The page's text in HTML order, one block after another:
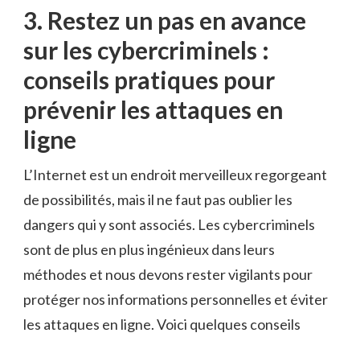
3. Restez un pas en ‌avance
sur les‍ cybercriminels :⁣
conseils pratiques pour
prévenir les attaques en
ligne
L’Internet est ‌un⁢ endroit merveilleux regorgeant
de possibilités, mais il ne faut pas oublier ​les‍
dangers qui y sont associés. Les cybercriminels
sont de⁤ plus en plus ​ingénieux dans leurs
méthodes ⁢et nous devons ⁣rester‌ vigilants ‍pour
protéger​ nos⁤ informations⁢ personnelles et éviter
les attaques en ligne. ‌Voici ‍quelques conseils